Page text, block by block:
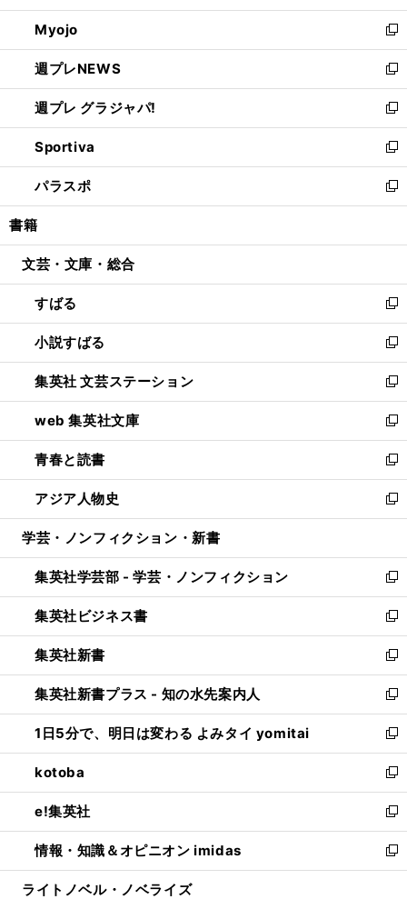
開
く
ウ
で
開
く
ン
ド
ウ
で
開
く
ウ
ィ
ン
ド
ウ
で
開
く
Myojo
新
し
い
ウ
ィ
ン
ド
ウ
で
開
週プレNEWS
新
し
い
ウ
ィ
ン
ド
ウ
開
週プレ グラジャパ!
新
し
い
ウ
ィ
ン
ウ
開
く
Sportiva
新
し
い
ウ
ン
ウ
で
開
く
パラスポ
新
し
ウ
ン
ド
ウ
で
開
く
書籍
文芸・文庫・総合
すばる
新
し
い
ウ
ィ
ン
ド
ウ
で
開
く
小説すばる
新
し
い
ウ
ィ
ン
ド
ウ
で
開
集英社 文芸ステーション
新
し
い
ウ
ィ
ン
ド
ウ
開
く
web 集英社文庫
新
し
い
ウ
ィ
ン
ウ
で
開
く
青春と読書
新
し
い
ウ
ン
ド
ウ
で
開
く
アジア人物史
新
し
ウ
ィ
ン
ド
ウ
で
開
く
学芸・ノンフィクション・新書
集英社学芸部 - 学芸・ノンフィクション
新
し
い
ウ
ィ
ン
ド
ウ
で
開
く
集英社ビジネス書
新
し
い
ウ
ィ
ン
ド
ウ
で
開
く
集英社新書
新
し
い
ウ
ィ
ン
ド
ウ
で
開
く
集英社新書プラス - 知の水先案内人
新
し
い
ウ
ィ
ン
ド
ウ
で
開
1日5分で、明日は変わる よみタイ yomitai
新
し
い
ウ
ィ
ン
ド
ウ
kotoba
新
し
い
ウ
ィ
ン
e!集英社
新
し
い
ウ
情報・知識＆オピニオン imidas
新
し
ライトノベル・ノベライズ